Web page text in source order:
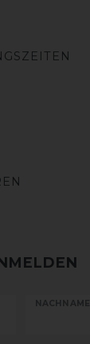
NACHNAME